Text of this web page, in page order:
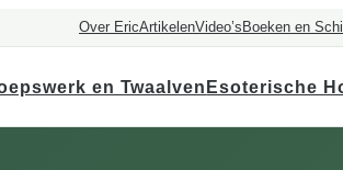
Over EricArtikelenVideo’s Boeken en
en Twaalven Esoterische